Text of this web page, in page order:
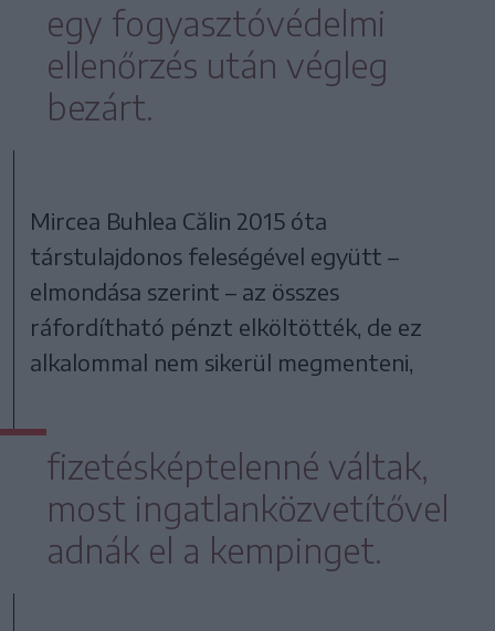
egy fogyasztóvédelmi
ellenőrzés után végleg
bezárt.
Mircea Buhlea Călin 2015 óta
társtulajdonos feleségével együtt –
elmondása szerint – az összes
ráfordítható pénzt elköltötték, de ez
alkalommal nem sikerül megmenteni,
fizetésképtelenné váltak,
most ingatlanközvetítővel
adnák el a kempinget.